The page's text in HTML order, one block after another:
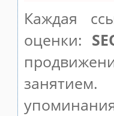
Каждая
оценки: